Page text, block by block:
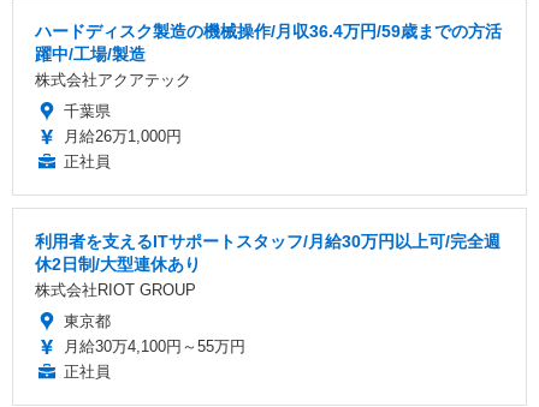
ハードディスク製造の機械操作/月収36.4万円/59歳までの方活
躍中/工場/製造
株式会社アクアテック
千葉県
月給26万1,000円
正社員
利用者を支えるITサポートスタッフ/月給30万円以上可/完全週
休2日制/大型連休あり
株式会社RIOT GROUP
東京都
月給30万4,100円～55万円
正社員